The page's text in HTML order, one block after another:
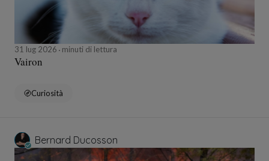
31 lug 2026 minuti di lettura
Vairon
Curiosità
Bernard Ducosson